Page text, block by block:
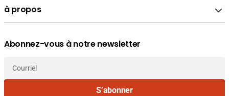
à propos
Abonnez-vous à notre newsletter
Courriel
S’abonner